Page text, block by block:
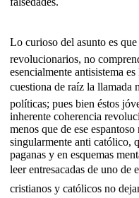
Lo curioso del asunto es que
revolucionarios, no
esencialmente antisistema
cuestiona de raíz la llamada
políticas; pues bien éstos
inherente coherencia
menos que de ese
singularmente anti católico,
paganas y en esquemas
leer entresacadas de uno de
cristianos y católicos no